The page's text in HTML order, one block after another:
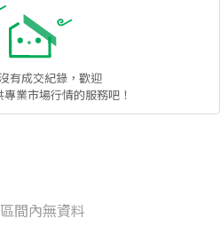
有成交紀錄，歡迎
業市場行情的服務吧！
間內無資料